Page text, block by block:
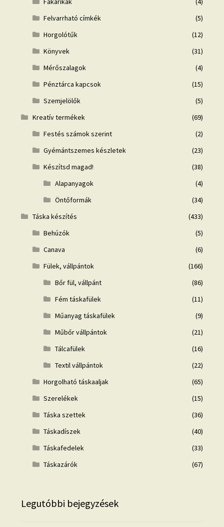
Felvarrható címkék
(5)
Horgolótűk
(12)
Könyvek
(31)
Mérőszalagok
(4)
Pénztárca kapcsok
(15)
Szemjelölők
(5)
Kreatív termékek
(69)
Festés számok szerint
(2)
Gyémántszemes készletek
(23)
Készítsd magad!
(38)
Alapanyagok
(4)
Öntőformák
(34)
Táska készítés
(433)
Behúzók
(5)
Canava
(6)
Fülek, vállpántok
(166)
Bőr fül, vállpánt
(86)
Fém táskafülek
(11)
Műanyag táskafülek
(9)
Műbőr vállpántok
(21)
Tálcafülek
(16)
Textil vállpántok
(22)
Horgolható táskaaljak
(65)
Szerelékek
(15)
Táska szettek
(36)
Táskadíszek
(40)
Táskafedelek
(33)
Táskazárók
(67)
Legutóbbi bejegyzések